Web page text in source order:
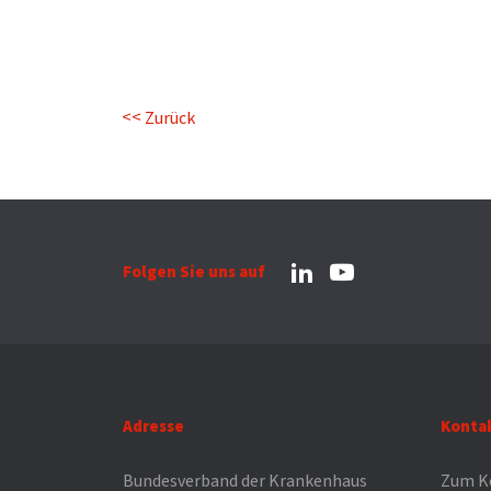
Zurück
Folgen Sie uns auf
Adresse
Bundesverband der Krankenhaus Zum